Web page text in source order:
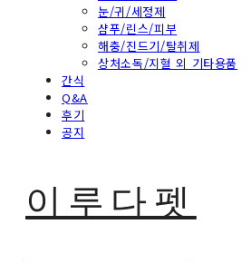
눈/귀/세정제
샴푸/린스/피부
해충/진드기/탈취제
상처소독/지혈 외 기타용품
간식
Q&A
후기
공지
이루다펫